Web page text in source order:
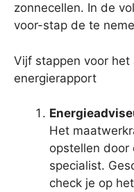
zonnecellen. In de
voor-stap de te
Vijf stappen voor het
energierapport
Het
opstellen door
specialist.
check je op